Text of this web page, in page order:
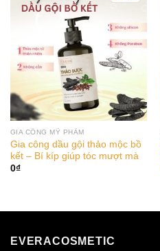
GIA CÔNG MỸ PHẨM
Gia công dầu gội thảo mộc bồ
kết – Bí kíp giúp tóc mượt mà
0₫
EVERACOSMETIC